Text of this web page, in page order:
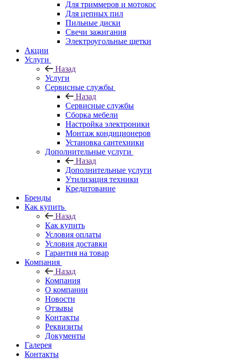
Для триммеров и мотокос
Для цепных пил
Пильные диски
Свечи зажигания
Электроугольные щетки
Акции
Услуги
Назад
Услуги
Сервисные службы
Назад
Сервисные службы
Сборка мебели
Настройка электроники
Монтаж кондиционеров
Установка сантехники
Дополнительные услуги
Назад
Дополнительные услуги
Утилизация техники
Кредитование
Бренды
Как купить
Назад
Как купить
Условия оплаты
Условия доставки
Гарантия на товар
Компания
Назад
Компания
О компании
Новости
Отзывы
Контакты
Реквизиты
Документы
Галерея
Контакты